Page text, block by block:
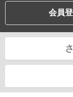
会員